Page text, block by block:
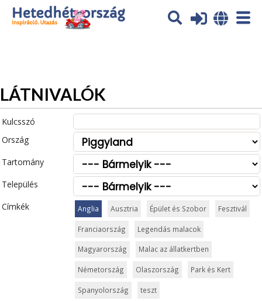
Az oldal sütiket (cookies) használ. További tájékoztatás itt:
Adatvédelmi tájékoztató
LÁTNIVALÓK
Kulcsszó
Ország
Tartomány
Település
Címkék
Anglia Ausztria Épület és Szobor Fesztivál
Franciaország Legendás malacok
Magyarország Malac az állatkertben
Németország Olaszország Park és Kert
Spanyolország teszt